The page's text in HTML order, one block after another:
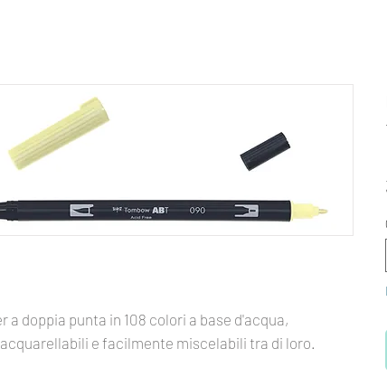
a doppia punta in 108 colori a base d'acqua,
e facilmente miscelabili tra di loro.